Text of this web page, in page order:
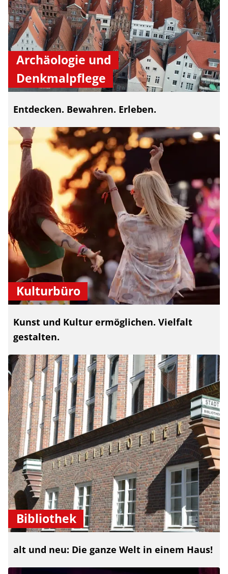
Archäologie und
Denkmalpflege
Entdecken. Bewahren. Erleben.
Kulturbüro
Kunst und Kultur ermöglichen. Vielfalt
gestalten.
Bibliothek
alt und neu: Die ganze Welt in einem Haus!